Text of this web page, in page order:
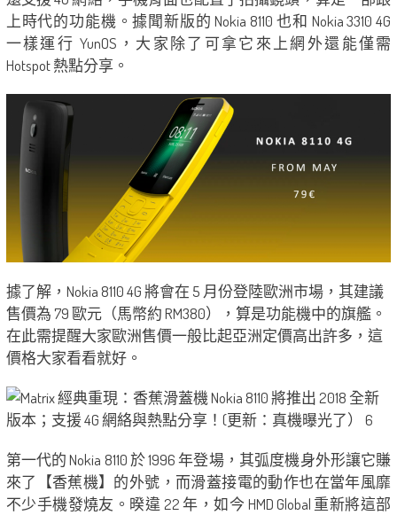
上時代的功能機。據聞新版的 Nokia 8110 也和 Nokia 3310 4G
一樣運行 YunOS，大家除了可拿它來上網外還能僅需
Hotspot 熱點分享。
據了解，Nokia 8110 4G 將會在 5 月份登陸歐洲市場，其建議
售價為 79 歐元（馬幣約 RM380），算是功能機中的旗艦。
在此需提醒大家歐洲售價一般比起亞洲定價高出許多，這
價格大家看看就好。
第一代的 Nokia 8110 於 1996 年登場，其弧度機身外形讓它賺
來了【香蕉機】的外號，而滑蓋接電的動作也在當年風靡
不少手機發燒友。暌違 22 年，如今 HMD Global 重新將這部